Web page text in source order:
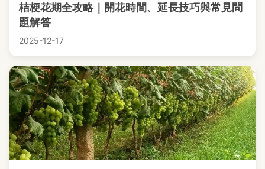
桔梗花期全攻略｜開花時間、延長技巧與常見問
題解答
2025-12-17